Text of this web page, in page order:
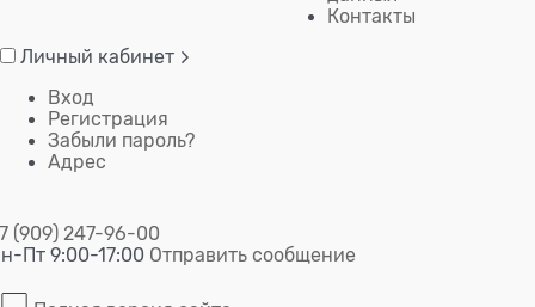
Контакты
Личный кабинет
Вход
Регистрация
Забыли пароль?
Адрес
(909) 247-96-00
Пт 9:00-17:00 Отправить сообщение